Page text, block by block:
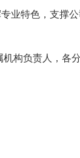
业特色，支撑
构负责人，各